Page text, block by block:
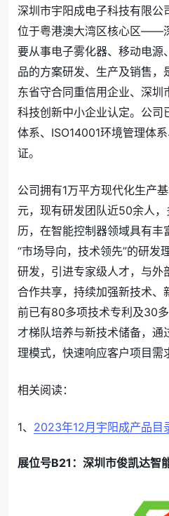
深圳市宇阳成电子科技有限公
位于粤港澳大湾区核心区——
要从事电子雾化器、移动电源
品的方案研发、生产及销售，
东省守合同重信用企业、深圳
科技创新中小企业认定。公司
体系、ISO14001环境管理体
证。
公司拥有1万平方现代化生产
元，现有研发团队近50余人
历，在智能控制器领域具有丰
“市场导向，技术领先”的研发
研发，引进专家级人才，与外
合作共享，持续加强新技术、
前已有80多项技术专利及30
才梯队培养与新技术储备，通
理模式，快速响应客户项目需
相关阅读：
1、 2023年12月宇阳成产品目
展位号B21：深圳市俊凯达智